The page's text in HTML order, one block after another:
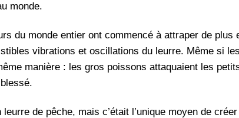
monde.
du monde entier ont commencé à attraper de
vibrations et oscillations du leurre. Même si
manière : les gros poissons attaquaient les
de pêche, mais c’était l’unique moyen de